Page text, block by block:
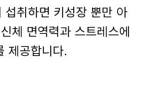
섭취하면 키성장 뿐만 아
체 면역력과 스트레스에
제공합니다.